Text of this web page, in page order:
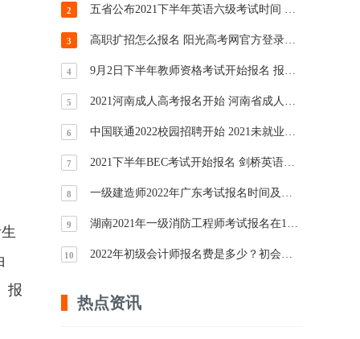
报
2 五省公布2021下半年英语六级考试时间 六级考试报名时间汇总
3 高职扩招怎么报名 阳光高考网官方登录平台
4 9月2日下半年教师资格考试开始报名 报考条件确认
5 2021河南成人高考报名开始 河南省成人高校招生报名入口
6 中国联通2022校园招聘开始 2021未就业毕业生可参加
7 2021下半年BEC考试开始报名 剑桥英语考试报名入口分享
8 一级建造师2022年广东考试报名时间及报考条件
9 湖南2021年一级消防工程师考试报名在11月6日开始
10 2022年初级会计师报名费是多少？初会报名常见问题解答
热点资讯